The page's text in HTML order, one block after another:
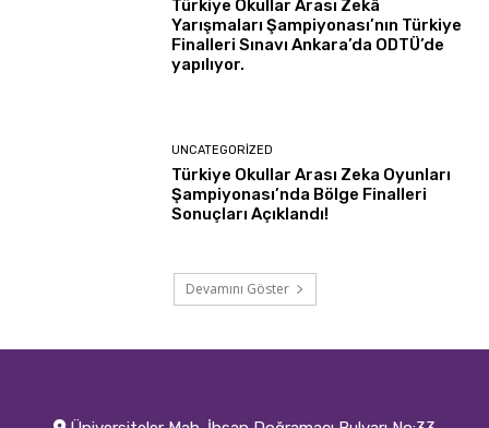
Türkiye Okullar Arası Zekâ
Yarışmaları Şampiyonası’nın Türkiye
Finalleri Sınavı Ankara’da ODTÜ’de
yapılıyor.
UNCATEGORIZED
Türkiye Okullar Arası Zeka Oyunları
Şampiyonası’nda Bölge Finalleri
Sonuçları Açıklandı!
Devamını Göster